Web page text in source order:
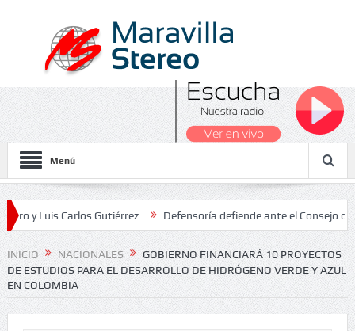
Menú
Carlos Gutiérrez Defensoría defiende ante el Consejo de
2026
INICIO NACIONALES
GOBIERNO FINANCIARÁ 10 PROYECTOS
DE ESTUDIOS PARA EL DESARROLLO DE HIDRÓGENO VERDE Y AZUL
EN COLOMBIA